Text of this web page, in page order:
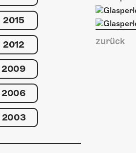
zurück
2015
2012
2009
2006
2003